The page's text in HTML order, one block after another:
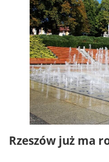
Rzeszów już ma